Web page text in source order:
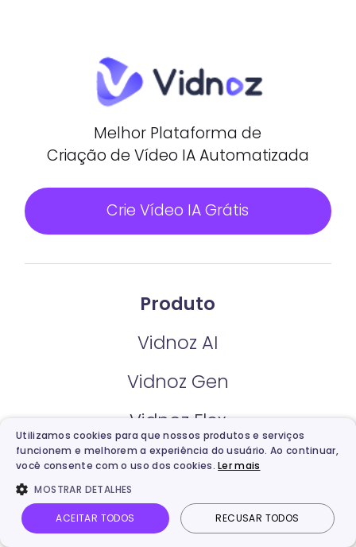
Melhor Plataforma de
Criação de Vídeo IA Automatizada
Crie Vídeo IA Grátis
Produto
Vidnoz AI
Vidnoz Gen
Vidnoz Flex
Vidnoz AI Voice
Vidnoz Tradutor de Vídeo
Utilizamos cookies para que nossos produtos e serviços
funcionem e melhorem a experiência do usuário. Ao continuar,
você consente com o uso dos cookies.Ler mais
MOSTRAR DETALHES
ACEITAR TODOS RECUSAR TODOS